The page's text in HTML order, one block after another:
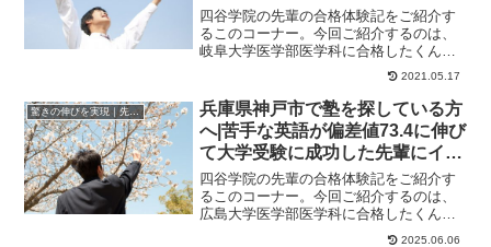
た先輩にインタビュー！大学受験
予備校四谷学院
四谷学院の先輩の合格体験記をご紹介す
るこのコーナー。今回ご紹介するのは、
岐阜大学医学部医学科に合格したくんの
ストーリーです。点数が伸び悩んでいた
2021.05.17
驚きの伸びを実現｜先輩列伝
兵庫県神戸市で塾を探している方
へ|苦手な英語が偏差値73.4に伸び
て大学受験に成功した先輩にイン
タビュー！大学受験予備校四谷学
院
四谷学院の先輩の合格体験記をご紹介す
るこのコーナー。今回ご紹介するのは、
広島大学医学部医学科に合格したくんの
ストーリーです。55段階で基礎からやり
2025.06.06